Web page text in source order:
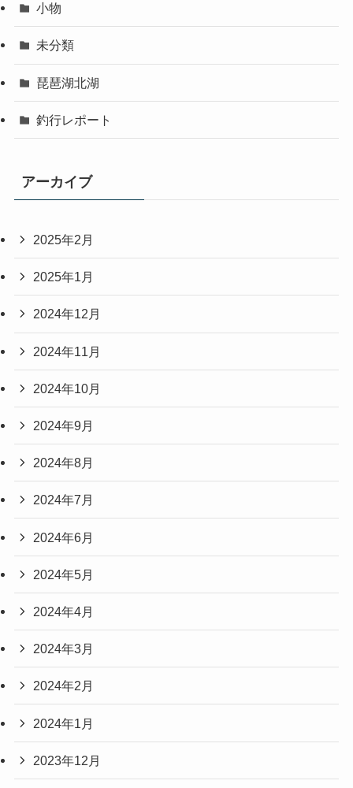
小物
未分類
琵琶湖北湖
釣行レポート
アーカイブ
2025年2月
2025年1月
2024年12月
2024年11月
2024年10月
2024年9月
2024年8月
2024年7月
2024年6月
2024年5月
2024年4月
2024年3月
2024年2月
2024年1月
2023年12月